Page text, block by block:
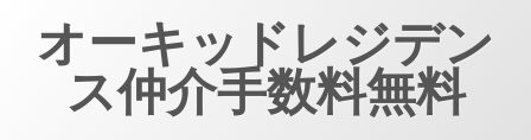
オーキッドレジデン
ス仲介手数料無料